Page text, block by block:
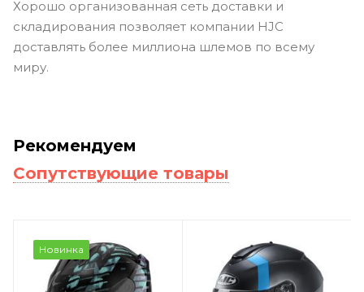
Хорошо организованная сеть доставки и
складирования позволяет компании HJC
доставлять более миллиона шлемов по всему
миру.
Рекомендуем
Сопутствующие товары
Новинка